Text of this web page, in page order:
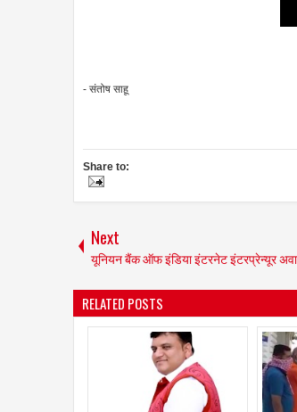
- संतोष साहू
Share to:
Next
यूनियन बैंक ऑफ इंडिया इंटरनेट इंटरप्रेन्यूर
RELATED POSTS